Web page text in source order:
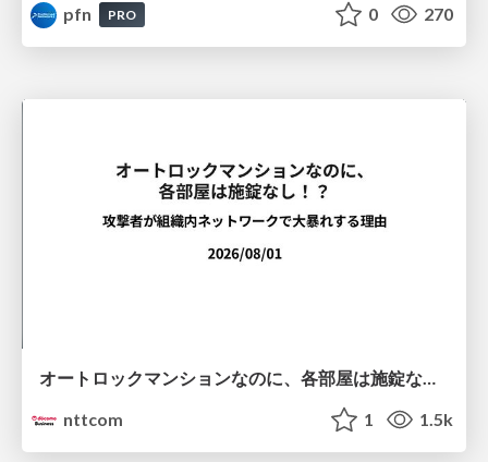
pfn
PRO 0 270
オートロックマンションなのに、各部屋は施錠なし！？ 攻撃者が組織内ネットワークで大暴れする理由 / The Front Door Is Locked, but the Rooms Are Wide Open: Why Attackers Move Freely Inside Enterprise Networks
nttcom
1 1.5k